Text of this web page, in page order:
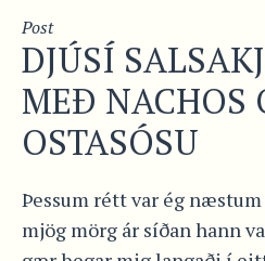
Post
DJÚSÍ
MEÐ NACHOS
OSTASÓSU
Þessum rétt var ég
mjög mörg ár síðan hann